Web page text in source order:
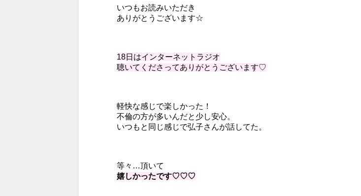
いつもお読みいただき
ありがとうございます☆
18日はインターネットラジオ
聴いてくださってありがとうございます♡
軽快な感じで楽しかった！
不倫の方が多いんだと少し安心。
いつもと同じ感じで弘子さんが話してた。
等々…頂いて
嬉しかったです♡♡♡